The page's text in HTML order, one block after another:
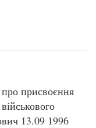
присвоєння
13.09 1996